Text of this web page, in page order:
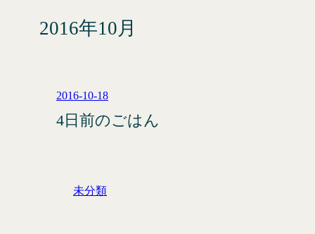
2016年10月
2016-10-18
4日前のごはん
未分類